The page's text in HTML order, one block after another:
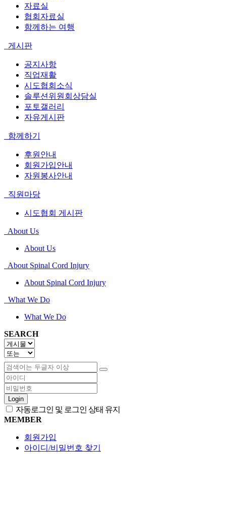
자료실
협회자료실
함께하는 여행
게시판
공지사항
직업재활
시도협회소식
솔루션위원회상담실
포토갤러리
자유게시판
함께하기
후원안내
회원가입안내
자원봉사안내
직원마당
시도협회 게시판
About Us
About Us
About Spinal Cord Injury
About Spinal Cord Injury
What We Do
What We Do
SEARCH
Login
자동로그인 및 로그인 상태 유지
MEMBER
회원가입
아이디/비밀번호 찾기